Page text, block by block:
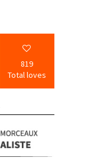
819
Total loves